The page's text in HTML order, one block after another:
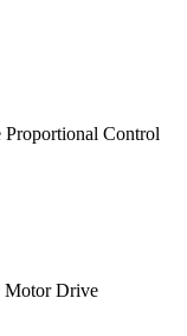
Control
Motor Drive